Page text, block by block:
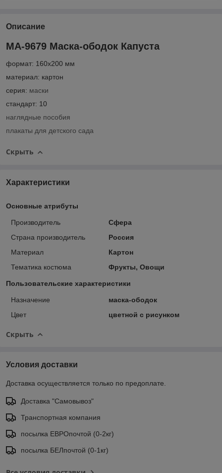
Описание
МА-9679 Маска-ободок Капуста
формат: 160х200 мм
материал: картон
серия: маски
стандарт: 10
наглядные пособия
плакаты для детского сада
Скрыть
Характеристики
Основные атрибуты
Производитель
Сфера
Страна производитель
Россия
Материал
Картон
Тематика костюма
Фрукты, Овощи
Пользовательские характеристики
Назначение
маска-ободок
Цвет
цветной с рисунком
Скрыть
Условия доставки
Доставка осуществляется только по предоплате.
Доставка "Самовывоз"
Транспортная компания
посылка ЕВРОпочтой (0-2кг)
посылка БЕЛпочтой (0-1кг)